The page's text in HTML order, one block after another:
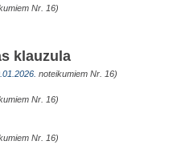
Nr. 16)
klauzula
noteikumiem Nr. 16)
Nr. 16)
Nr. 16)